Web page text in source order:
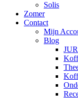
Solis
Zomer
Contact
Mijn
Blog